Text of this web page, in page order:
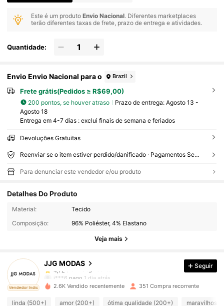
Este é um produtoEnvio Nacional. Diferentes marketplaces
terão diferentes taxas de frete, prazo de entrega e atividades.
Quantidade:
Envio Envio Nacional para o Brazil
Frete grátis(Pedidos ≥ R$69,00)
200 pontos, se houver atraso Prazo de entrega: Agosto 13 -
Agosto 18
Entrega em 4-7 dias : exclui finais de semana e feriados
Devoluções Gratuitas
Reenviar se o item estiver perdido/danificado · Pagamentos Seguros · Proteção de privacidade
Para denunciar este vendedor e/ou produto
Detalhes Do Produto
Material:
Tecido
Composição:
96% Poliéster, 4% Elastano
Veja mais
Vendedor Indicado
JJG MODAS
647 Seguidores
4,72
647 Seguidores
j***6
1 dia atrás
c***4 seguido 1 dia atrás
Seguir
2.6K Vendido recentemente 351 Compra recorrente
linda (500+) amor (200+) ótima qualidade (200+) maravilhoso